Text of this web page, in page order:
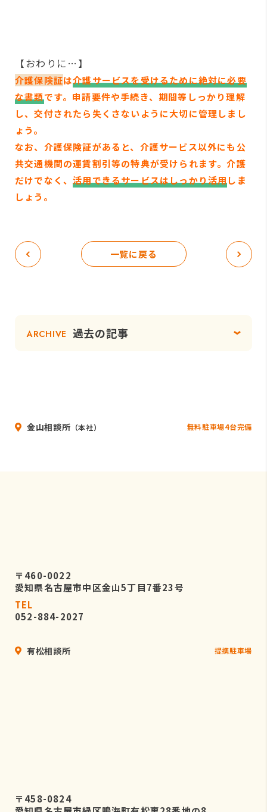
【おわりに…】
介護保険証は介護サービスを受けるために絶対に必要
な書類です。申請要件や手続き、期間等しっかり理解
し、交付されたら失くさないように大切に管理しまし
ょう。
なお、介護保険証があると、介護サービス以外にも公
共交通機関の運賃割引等の特典が受けられます。介護
だけでなく、活用できるサービスはしっかり活用しま
しょう。
一覧に戻る
ARCHIVE 過去の記事
金山相談所 （本社） 無料駐車場4台完備
〒460-0022
愛知県名古屋市中区金山5丁目7番23号
TEL
052-884-2027
有松相談所 提携駐車場
〒458-0824